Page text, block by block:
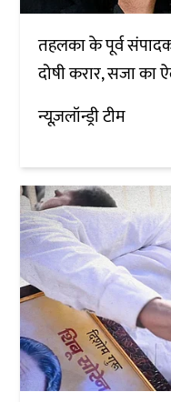
तहलका के पूर्व
दोषी करार, सजा का
न्यूज़लॉन्ड्री टीम